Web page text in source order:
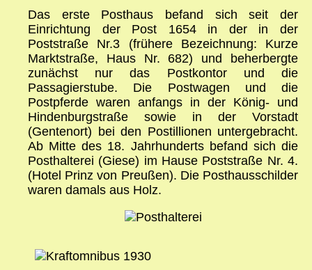
Das erste Posthaus befand sich seit der
Einrichtung der Post 1654 in der in der
Poststraße Nr.3 (frühere Bezeichnung: Kurze
Marktstraße, Haus Nr. 682) und beherbergte
zunächst nur das Postkontor und die
Passagierstube. Die Postwagen und die
Postpferde waren anfangs in der König- und
Hindenburgstraße sowie in der Vorstadt
(Gentenort) bei den Postillionen untergebracht.
Ab Mitte des 18. Jahrhunderts befand sich die
Posthalterei (Giese) im Hause Poststraße Nr. 4.
(Hotel Prinz von Preußen). Die Posthausschilder
waren damals aus Holz.